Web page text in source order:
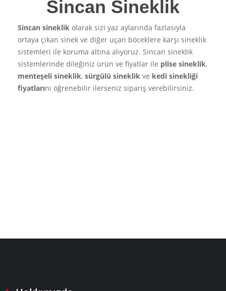
Sincan Sineklik
Sincan sineklik olarak sizi yaz aylarında fazlasıyla
ortaya çıkan sinek ve diğer uçan böceklere karşı sineklik
sistemleri ile koruma altına alıyoruz. Sincan sineklik
sistemlerinde dileğiniz ürün ve fiyatlar ile plise sineklik,
menteşeli sineklik, sürgülü sineklik ve kedi sinekliği
fiyatlarını öğrenebilir ilerseniz sipariş verebilirsiniz.